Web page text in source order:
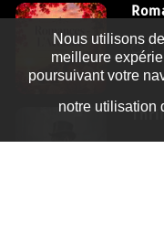
0
Nous utilisons
meilleure
poursuivant votre
notre utilisation